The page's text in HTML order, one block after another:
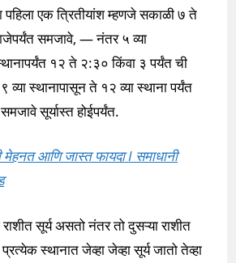
पहिला एक त्रितीयांश म्हणजे सकाळी ७ ते
समजावे, — नंतर ५ व्या
१२ ते २:३० किंवा ३ पर्यंत ची
स्थानापासून ते १२ व्या स्थाना पर्यंत
सूर्यास्त होईपर्यंत.
मेहनत आणि जास्त फायदा I समाधानी
सूर्य असतो नंतर तो दुसऱ्या राशीत
स्थानात जेव्हा जेव्हा सूर्य जातो तेव्हा